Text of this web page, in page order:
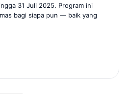
31 Juli 2025. Program ini
bagi siapa pun — baik yang